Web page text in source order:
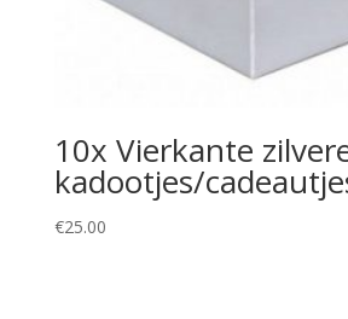
10x Vierkante
kadootjes/
€25.00